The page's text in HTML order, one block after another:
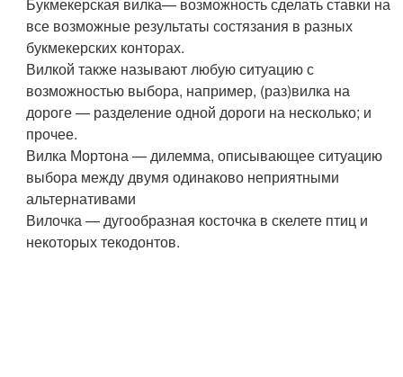
все возможные результаты состязания в разных
букмекерских конторах.
Вилкой также называют любую ситуацию с
возможностью выбора, например, (раз)вилка на
дороге — разделение одной дороги на несколько; и
прочее.
Вилка Мортона — дилемма, описывающее ситуацию
выбора между двумя одинаково неприятными
альтернативами
Вилочка — дугообразная косточка в скелете птиц и
некоторых текодонтов.